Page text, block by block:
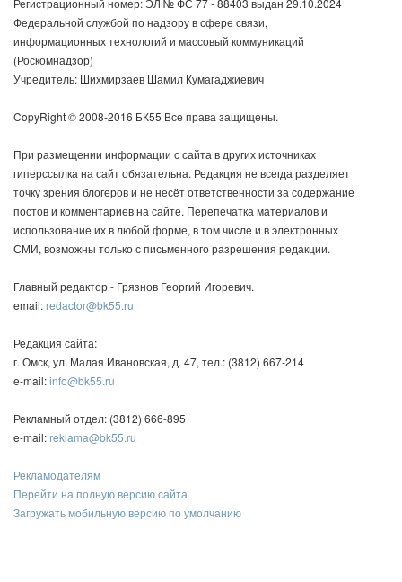
Регистрационный номер: ЭЛ № ФС 77 - 88403 выдан 29.10.2024
Федеральной службой по надзору в сфере связи,
информационных технологий и массовый коммуникаций
(Роскомнадзор)
Учредитель: Шихмирзаев Шамил Кумагаджиевич
CopyRight © 2008-2016 БК55 Все права защищены.
При размещении информации с сайта в других источниках
гиперссылка на сайт обязательна. Редакция не всегда разделяет
точку зрения блогеров и не несёт ответственности за содержание
постов и комментариев на сайте. Перепечатка материалов и
использование их в любой форме, в том числе и в электронных
СМИ, возможны только с письменного разрешения редакции.
Главный редактор - Грязнов Георгий Игоревич.
email:redactor@bk55.ru
Редакция сайта:
г. Омск, ул. Малая Ивановская, д. 47, тел.: (3812) 667-214
e-mail:info@bk55.ru
Рекламный отдел: (3812) 666-895
e-mail:reklama@bk55.ru
Рекламодателям
Перейти на полную версию сайта
Загружать мобильную версию по умолчанию